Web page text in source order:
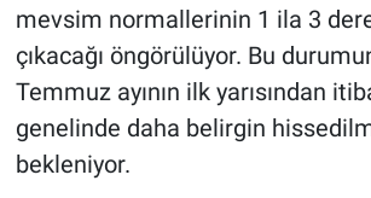
mevsim normallerinin 1 ila 3
çıkacağı öngörülüyor. Bu
Temmuz ayının ilk yarısından
genelinde daha belirgin
bekleniyor.